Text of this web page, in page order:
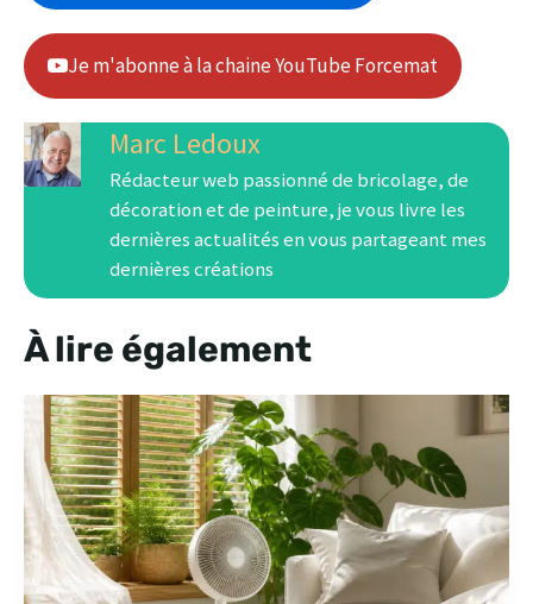
Je m'abonne à la chaine YouTube Forcemat
Marc Ledoux
Rédacteur web passionné de bricolage, de
décoration et de peinture, je vous livre les
dernières actualités en vous partageant mes
dernières créations
À lire également